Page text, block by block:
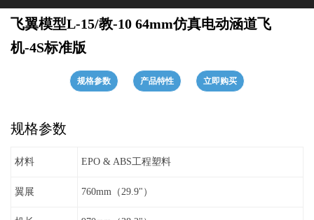
飞翼模型L-15/教-10 64mm仿真电动涵道飞
机-4S标准版
规格参数 产品特性 立即购买
规格参数
材料 EPO & ABS工程塑料
翼展 760mm（29.9"）